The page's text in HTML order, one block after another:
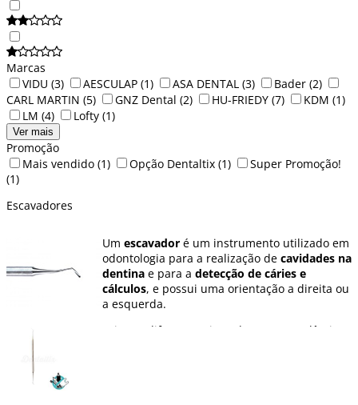
Marcas
VIDU (3) AESCULAP (1) ASA DENTAL (3) Bader (2)
CARL MARTIN (5) GNZ Dental (2) HU-FRIEDY (7) KDM (1)
LM (4) Lofty (1)
Ver mais
Promoção
Mais vendido (1) Opção Dentaltix (1)
Super Promoção!
(1)
Escavadores
Um escavador é um instrumento utilizado em
odontologia para a realização de cavidades na
dentina e para a detecção de cáries e
cálculos, e possui uma orientação a direita ou
a esquerda.
Existem diferentes tipos de ponta (em lâmina,